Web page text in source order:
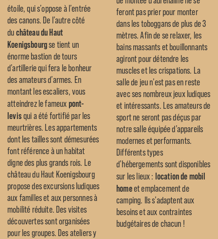
étoile, qui s’oppose à l’entrée
des canons. De l’autre côté
duchâteau du Haut
Koenigsbourgse tient un
énorme bastion de tours
d’artillerie qui fera le bonheur
des amateurs d’armes. En
montant les escaliers, vous
atteindrez le fameuxpont-
levisqui a été fortifié par les
meurtrières. Les appartements
dont les tailles sont démesurées
font référence à un habitat
digne des plus grands rois. Le
château du Haut Koenigsbourg
propose des excursions ludiques
aux familles et aux personnes à
mobilité réduite. Des visites
découvertes sont organisées
pour les groupes. Des ateliers y
feront pas prier pour monter
dans les toboggans de plus de 3
mètres. Afin de se relaxer, les
bains massants et bouillonnants
agiront pour détendre les
muscles et les crispations. La
salle de jeu n’est pas en reste
avec ses nombreux jeux ludiques
et intéressants. Les amateurs de
sport ne seront pas déçus par
notre salle équipée d’appareils
modernes et performants.
Différents types
d’hébergements sont disponibles
sur les lieux : location de mobil
homeet emplacement de
camping. Ils s’adaptent aux
besoins et aux contraintes
budgétaires de chacun !